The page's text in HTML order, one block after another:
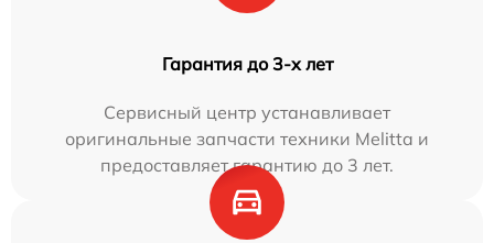
Гарантия до 3-х лет
Сервисный центр устанавливает
оригинальные запчасти техники Melitta и
предоставляет гарантию до 3 лет.